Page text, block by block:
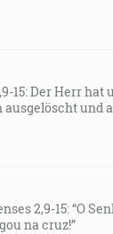
15: Der Herr hat
und
2,9-15: “O
na cruz!”